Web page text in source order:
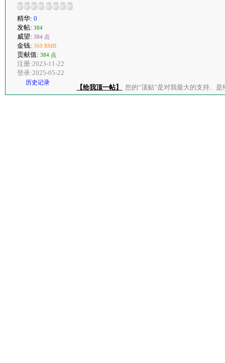
精华: 0
发帖: 384
威望: 384 点
金钱: 369 RMB
贡献值: 384 点
注册:2023-11-22
登录:2025-05-22
历史记录
【给我顶一帖】 您的“顶贴”是对我最大的支持、